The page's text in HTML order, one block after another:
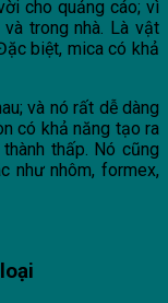
cho quảng cáo; vì
trong nhà. Là vật
biệt, mica có khả
và nó rất dễ dàng
có khả năng tạo ra
thấp. Nó cũng
như nhôm, formex,